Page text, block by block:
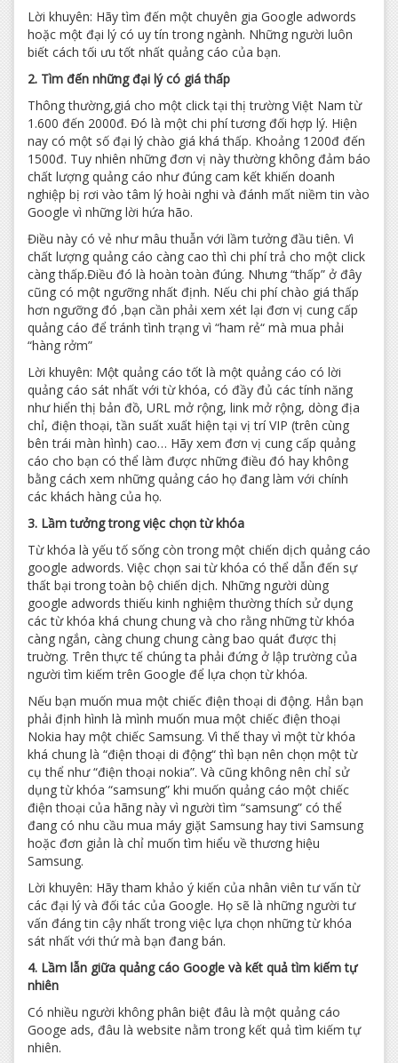
Lời khuyên: Hãy tìm đến một chuyên gia Google adwords
hoặc một đại lý có uy tín trong ngành. Những người luôn
biết cách tối ưu tốt nhất quảng cáo của bạn.
2. Tìm đến những đại lý có giá thấp
Thông thường,giá cho một click tại thị trường Việt Nam từ
1.600 đến 2000đ. Đó là một chi phí tương đối hợp lý. Hiện
nay có một số đại lý chào giá khá thấp. Khoảng 1200đ đến
1500đ. Tuy nhiên những đơn vị này thường không đảm báo
chất lượng quảng cáo như đúng cam kết khiến doanh
nghiệp bị rơi vào tâm lý hoài nghi và đánh mất niềm tin vào
Google vì những lời hứa hão.
Điều này có vẻ như mâu thuẫn với lầm tưởng đầu tiên. Vì
chất lượng quảng cáo càng cao thì chi phí trả cho một click
càng thấp.Điều đó là hoàn toàn đúng. Nhưng “thấp” ở đây
cũng có một ngưỡng nhất định. Nếu chi phí chào giá thấp
hơn ngưỡng đó ,bạn cần phải xem xét lại đơn vị cung cấp
quảng cáo để tránh tình trạng vì “ham rẻ“ mà mua phải
“hàng rởm”
Lời khuyên: Một quảng cáo tốt là một quảng cáo có lời
quảng cáo sát nhất với từ khóa, có đầy đủ các tính năng
như hiển thị bản đồ, URL mở rộng, link mở rộng, dòng địa
chỉ, điện thoại, tần suất xuất hiện tại vị trí VIP (trên cùng
bên trái màn hình) cao… Hãy xem đơn vị cung cấp quảng
cáo cho bạn có thể làm được những điều đó hay không
bằng cách xem những quảng cáo họ đang làm với chính
các khách hàng của họ.
3. Lầm tưởng trong việc chọn từ khóa
Từ khóa là yếu tố sống còn trong một chiến dịch quảng cáo
google adwords. Việc chọn sai từ khóa có thể dẫn đến sự
thất bại trong toàn bộ chiến dịch. Những người dùng
google adwords thiếu kinh nghiệm thường thích sử dụng
các từ khóa khá chung chung và cho rằng những từ khóa
càng ngắn, càng chung chung càng bao quát được thị
truờng. Trên thực tế chúng ta phải đứng ở lập trường của
người tìm kiếm trên Google để lựa chọn từ khóa.
Nếu bạn muốn mua một chiếc điện thoại di động. Hẳn bạn
phải định hình là mình muốn mua một chiếc điện thoại
Nokia hay một chiếc Samsung. Vì thế thay vì một từ khóa
khá chung là “điện thoại di động“ thì bạn nên chọn một từ
cụ thể như “điện thoại nokia”. Và cũng không nên chỉ sử
dụng từ khóa “samsung” khi muốn quảng cáo một chiếc
điện thoại của hãng này vì người tìm “samsung” có thể
đang có nhu cầu mua máy giặt Samsung hay tivi Samsung
hoặc đơn giản là chỉ muốn tìm hiểu về thương hiệu
Samsung.
Lời khuyên: Hãy tham khảo ý kiến của nhân viên tư vấn từ
các đại lý và đối tác của Google. Họ sẽ là những người tư
vấn đáng tin cậy nhất trong việc lựa chọn những từ khóa
sát nhất với thứ mà bạn đang bán.
4. Lầm lẫn giữa quảng cáo Google và kết quả tìm kiếm tự
nhiên
Có nhiều người không phân biệt đâu là một quảng cáo
Googe ads, đâu là website nằm trong kết quả tìm kiếm tự
nhiên.